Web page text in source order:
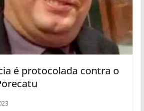
é protocolada contra o